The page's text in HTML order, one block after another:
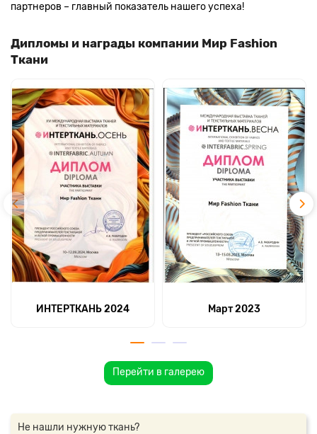
партнеров – главный показатель нашего успеха!
Дипломы и награды компании Мир Fashion
Ткани
ИНТЕРТКАНЬ 2024 Март 2023
Перейти в галерею
Не нашли нужную ткань?